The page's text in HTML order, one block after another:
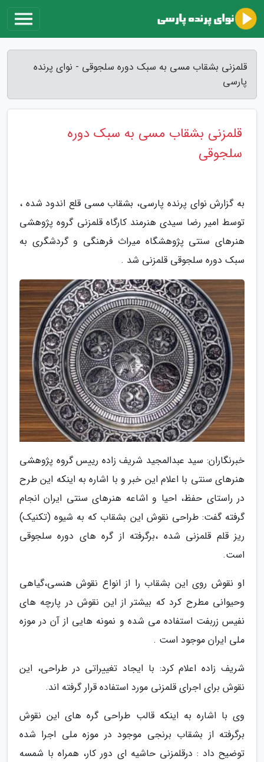
قلمزنی بشقاب مسی به سبک دوره سلجوقی - نوای پرنده
پارسی
قلمزنی بشقاب مسی به سبک دوره
سلجوقی
به گزارش نوای پرنده پارسی، بشقاب مسی قلع اندود شده ،
توسط امیر رضا سیدی هنرمند کارگاه قلمزنی گروه پژوهشی
هنرهای سنتی پژوهشگاه میراث فرهنگی و گردشگری به
سبک دوره سلجوقی قلمزنی شد .
خبرنگاران: سید عبدالمجید شریف زاده رییس گروه پژوهشی
هنرهای سنتی با اعلام این خبر و با اشاره به اینکه این طرح
در راستای حفظ، احیا و اشاعه هنرهای سنتی ایران انجام
گرفته گفت: طراحی نقوش این بشقاب که به شیوه (تکنیک)
ریز قلم قلمزنی شده ،برگرفته از گره های دوره سلجوقی
است.
او نقوش روی این بشقاب را از انواع نقوش هنسی،گیاهی
وحیوانی مطرح کرد که بیشتر از این نقوش در پارچه های
نفیس زربفت استفاده می شده و نمونه هایی از آن در موزه
ملی ایران موجود است .
شریف زاده اعلام کرد: با ایجاد تغییراتی در طراحی، این
نقوش برای اجرای قلمزنی مورد استفاده قرار گرفته اند.
وی با اشاره به اینکه قالب طراحی گره های این نقوش
برگرفته از بشقاب برنجی موجود در موزه ملی اجرا شده
توضیح داد : درقلمزنی حاشیه ای دور کار، همراه با شمسه